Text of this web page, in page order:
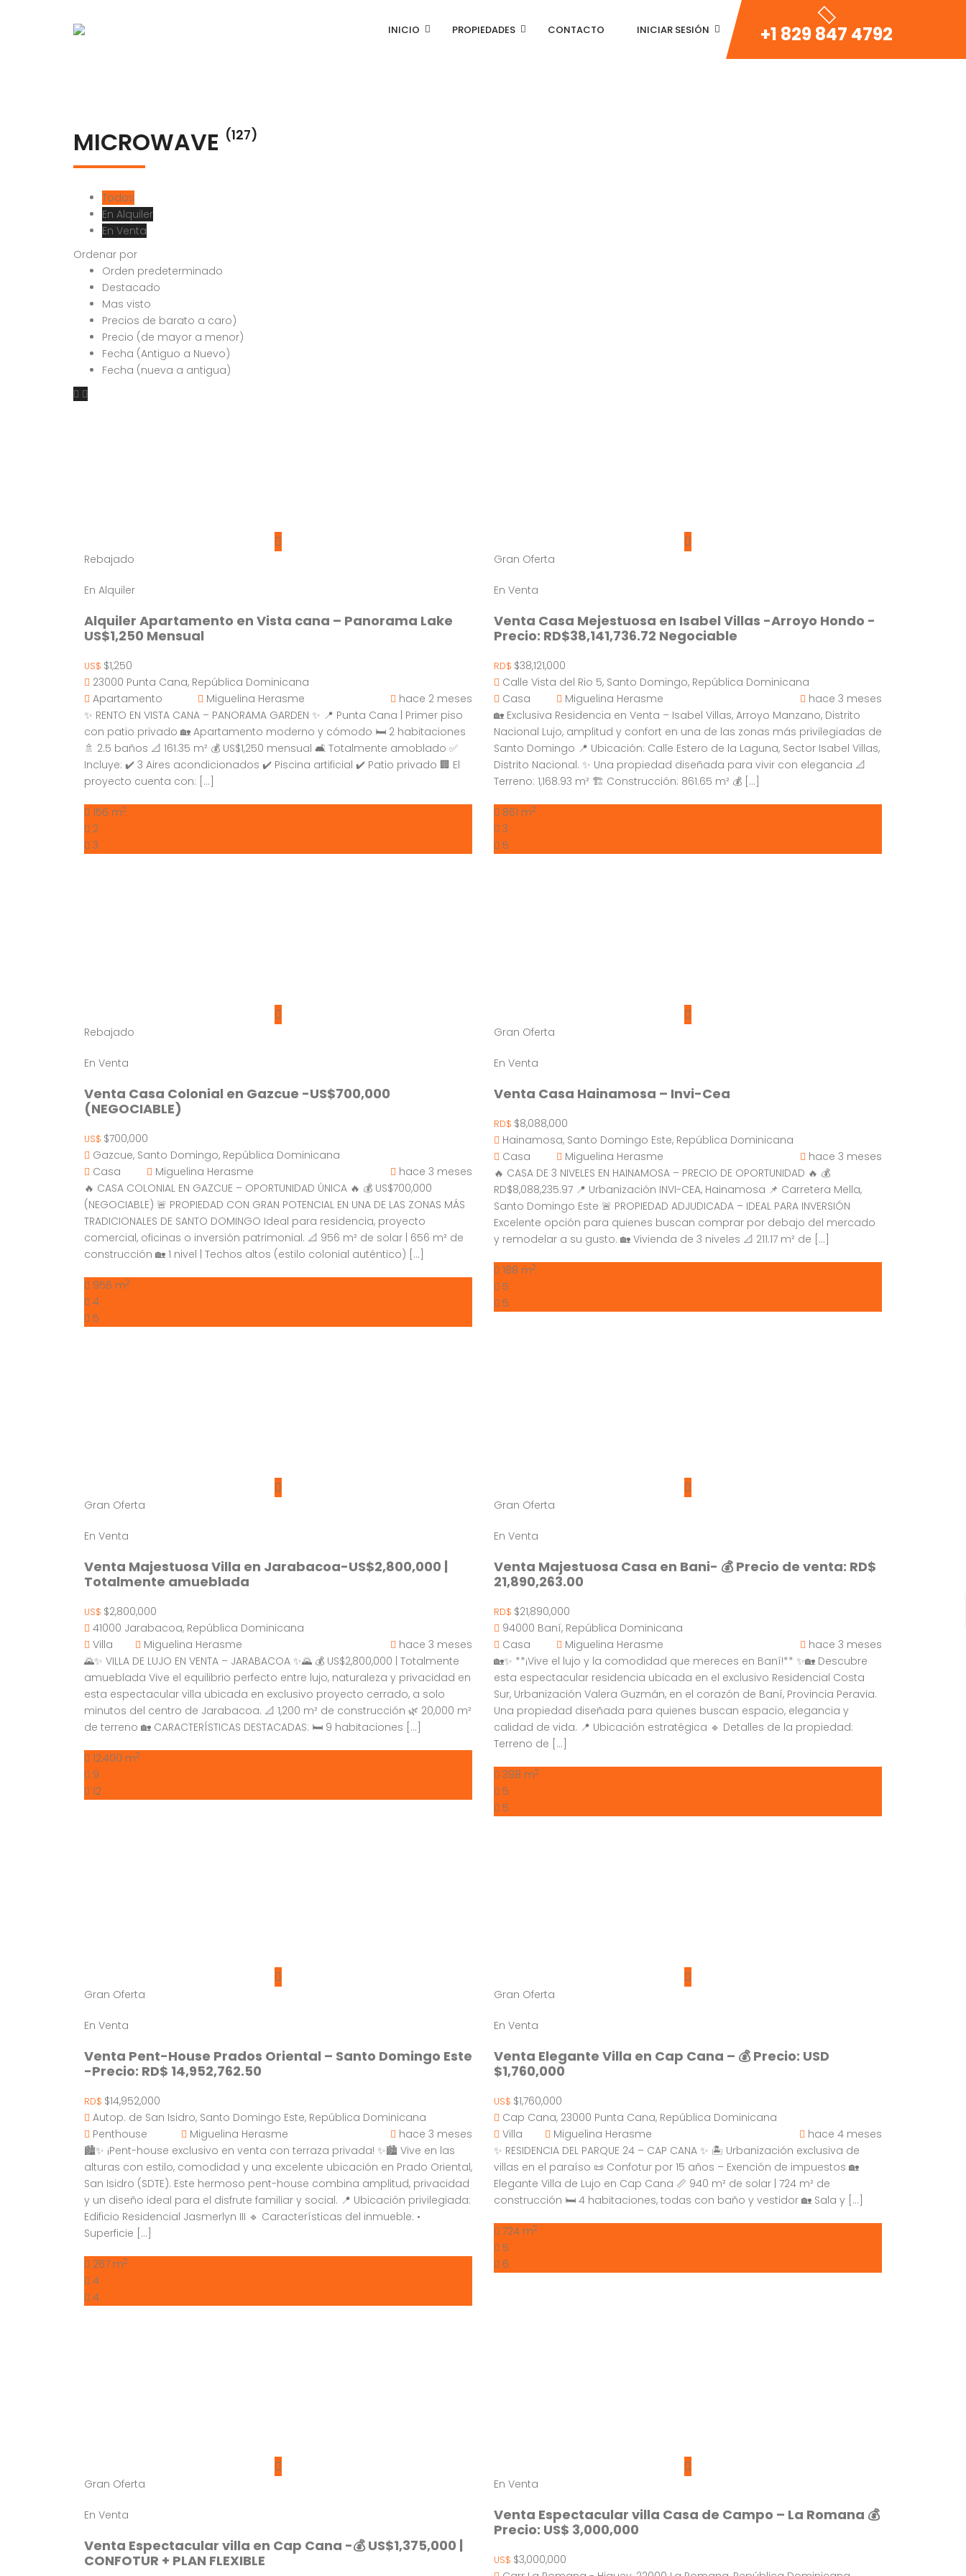
INICIO PROPIEDADES CONTACTO INICIAR SESIÓN +1 829 847 4792
MICROWAVE (127)
Todos
En Alquiler
En Venta
Ordenar por
Orden predeterminado
Destacado
Mas visto
Precios de barato a caro)
Precio (de mayor a menor)
Fecha (Antiguo a Nuevo)
Fecha (nueva a antigua)
Rebajado
En Alquiler
Alquiler Apartamento en Vista cana – Panorama Lake
US$1,250 Mensual
US$ $1,250
23000 Punta Cana, República Dominicana
Apartamento
Miguelina Herasme
hace 2 meses
✨ RENTO EN VISTA CANA – PANORAMA GARDEN ✨ 📍 Punta Cana | Primer piso
con patio privado 🏡 Apartamento moderno y cómodo 🛏 2 habitaciones
🚿 2.5 baños 📐 161.35 m² 💰 US$1,250 mensual 🛋 Totalmente amoblado ✅
Incluye: ✔️ 3 Aires acondicionados ✔️ Piscina artificial ✔️ Patio privado 🏢 El
proyecto cuenta con: […]
156 m2
2
3
Gran Oferta
En Venta
Venta Casa Mejestuosa en Isabel Villas -Arroyo Hondo -
Precio: RD$38,141,736.72 Negociable
RD$ $38,121,000
Calle Vista del Rio 5, Santo Domingo, República Dominicana
Casa
Miguelina Herasme
hace 3 meses
🏡 Exclusiva Residencia en Venta – Isabel Villas, Arroyo Manzano, Distrito
Nacional Lujo, amplitud y confort en una de las zonas más privilegiadas de
Santo Domingo 📍 Ubicación: Calle Estero de la Laguna, Sector Isabel Villas,
Distrito Nacional. ✨ Una propiedad diseñada para vivir con elegancia 📐
Terreno: 1,168.93 m² 🏗️ Construcción: 861.65 m² 💰 […]
861 m2
3
5
Rebajado
En Venta
Venta Casa Colonial en Gazcue -US$700,000
(NEGOCIABLE)
US$ $700,000
Gazcue, Santo Domingo, República Dominicana
Casa
Miguelina Herasme
hace 3 meses
🔥 CASA COLONIAL EN GAZCUE – OPORTUNIDAD ÚNICA 🔥 💰 US$700,000
(NEGOCIABLE) 🚨 PROPIEDAD CON GRAN POTENCIAL EN UNA DE LAS ZONAS MÁS
TRADICIONALES DE SANTO DOMINGO Ideal para residencia, proyecto
comercial, oficinas o inversión patrimonial. 📐 956 m² de solar | 656 m² de
construcción 🏡 1 nivel | Techos altos (estilo colonial auténtico) […]
956 m2
4
5
Gran Oferta
En Venta
Venta Casa Hainamosa – Invi-Cea
RD$ $8,088,000
Hainamosa, Santo Domingo Este, República Dominicana
Casa
Miguelina Herasme
hace 3 meses
🔥 CASA DE 3 NIVELES EN HAINAMOSA – PRECIO DE OPORTUNIDAD 🔥 💰
RD$8,088,235.97 📍 Urbanización INVI-CEA, Hainamosa 📌 Carretera Mella,
Santo Domingo Este 🚨 PROPIEDAD ADJUDICADA – IDEAL PARA INVERSIÓN
Excelente opción para quienes buscan comprar por debajo del mercado
y remodelar a su gusto. 🏡 Vivienda de 3 niveles 📐 211.17 m² de […]
188 m2
5
5
Gran Oferta
En Venta
Venta Majestuosa Villa en Jarabacoa-US$2,800,000 |
Totalmente amueblada
US$ $2,800,000
41000 Jarabacoa, República Dominicana
Villa
Miguelina Herasme
hace 3 meses
🌄✨ VILLA DE LUJO EN VENTA – JARABACOA ✨🌄 💰 US$2,800,000 | Totalmente
amueblada Vive el equilibrio perfecto entre lujo, naturaleza y privacidad en
esta espectacular villa ubicada en exclusivo proyecto cerrado, a solo
minutos del centro de Jarabacoa. 📐 1,200 m² de construcción 🌿 20,000 m²
de terreno 🏡 CARACTERÍSTICAS DESTACADAS: 🛏️ 9 habitaciones […]
12,400 m2
9
12
Gran Oferta
En Venta
Venta Majestuosa Casa en Bani- 💰 Precio de venta: RD$
21,890,263.00
RD$ $21,890,000
94000 Baní, República Dominicana
Casa
Miguelina Herasme
hace 3 meses
🏡✨ **¡Vive el lujo y la comodidad que mereces en Baní!** ✨🏡 Descubre
esta espectacular residencia ubicada en el exclusivo Residencial Costa
Sur, Urbanización Valera Guzmán, en el corazón de Baní, Provincia Peravia.
Una propiedad diseñada para quienes buscan espacio, elegancia y
calidad de vida. 📍 Ubicación estratégica 🔹 Detalles de la propiedad:
Terreno de […]
398 m2
5
5
Gran Oferta
En Venta
Venta Pent-House Prados Oriental – Santo Domingo Este
-Precio: RD$ 14,952,762.50
RD$ $14,952,000
Autop. de San Isidro, Santo Domingo Este, República Dominicana
Penthouse
Miguelina Herasme
hace 3 meses
🏙️✨ ¡Pent-house exclusivo en venta con terraza privada! ✨🏙️ Vive en las
alturas con estilo, comodidad y una excelente ubicación en Prado Oriental,
San Isidro (SDTE). Este hermoso pent-house combina amplitud, privacidad
y un diseño ideal para el disfrute familiar y social. 📍 Ubicación privilegiada:
Edificio Residencial Jasmerlyn III 🔹 Características del inmueble: •
Superficie […]
267 m2
4
4
Gran Oferta
En Venta
Venta Elegante Villa en Cap Cana – 💰 Precio: USD
$1,760,000
US$ $1,760,000
Cap Cana, 23000 Punta Cana, República Dominicana
Villa
Miguelina Herasme
hace 4 meses
✨ RESIDENCIA DEL PARQUE 24 – CAP CANA ✨ 🏝 Urbanización exclusiva de
villas en el paraíso 📜 Confotur por 15 años – Exención de impuestos 🏡
Elegante Villa de Lujo en Cap Cana 📏 940 m² de solar | 724 m² de
construcción 🛏 4 habitaciones, todas con baño y vestidor 🏡 Sala y […]
724 m2
5
6
Gran Oferta
En Venta
Venta Espectacular villa en Cap Cana -💰 US$1,375,000 |
CONFOTUR + PLAN FLEXIBLE
En Venta
Venta Espectacular villa Casa de Campo – La Romana 💰
Precio: US$ 3,000,000
US$ $3,000,000